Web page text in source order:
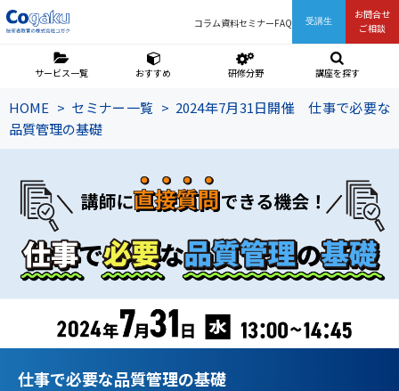
コラム資料セミナーFAQ 受講生
お問合せ
ご相談
サービス一覧 おすすめ 研修分野 講座を探す
HOME セミナー一覧
2024年7月31日開催 仕事で必要な
品質管理の基礎
仕事で必要な品質管理の基礎